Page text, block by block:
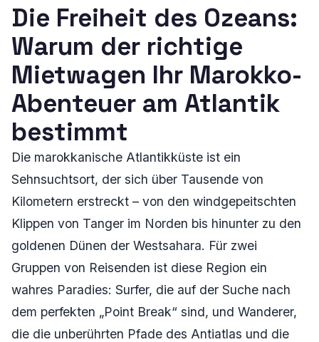
Die Freiheit des Ozeans:
Warum der richtige
Mietwagen Ihr Marokko-
Abenteuer am Atlantik
bestimmt
Die marokkanische Atlantikküste ist ein
Sehnsuchtsort, der sich über Tausende von
Kilometern erstreckt – von den windgepeitschten
Klippen von Tanger im Norden bis hinunter zu den
goldenen Dünen der Westsahara. Für zwei
Gruppen von Reisenden ist diese Region ein
wahres Paradies: Surfer, die auf der Suche nach
dem perfekten „Point Break“ sind, und Wanderer,
die die unberührten Pfade des Antiatlas und die